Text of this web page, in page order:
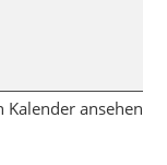
Kalender ansehen